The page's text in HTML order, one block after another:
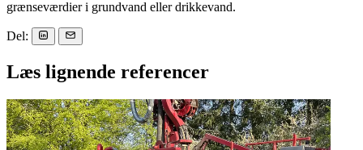
grænseværdier i grundvand eller drikkevand.
Del:
Læs lignende referencer